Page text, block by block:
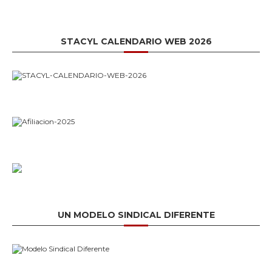
STACYL CALENDARIO WEB 2026
UN MODELO SINDICAL DIFERENTE